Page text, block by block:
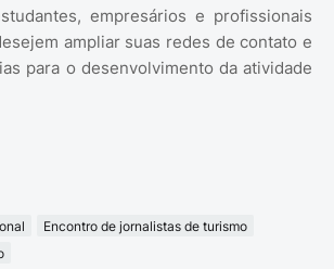
empresários e profissionais
ampliar suas redes de contato e
para o desenvolvimento da atividade
Encontro de jornalistas de turismo